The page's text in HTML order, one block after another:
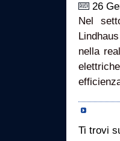
26
Nel
nella
Ti trovi